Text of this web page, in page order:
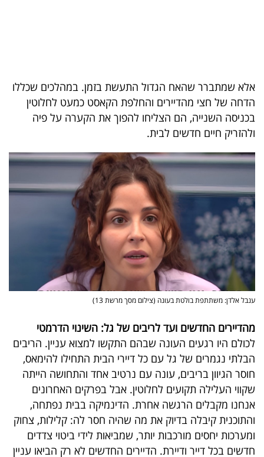
המילון
הכלכלי
פודקאסט
40
UNDER
40
שיתופי
פעולה
דרושים
ניוזלטרים
מייל
אדום
אלא שמתברר שהאח הגדול התעשת בזמן. במהלכים שכללו
הדחה של חצי מהדיירים והחלפת הקאסט כמעט לחלוטין
בכניסה השנייה, הם הצליחו להפוך את הקערה על פיה
ולהזריק חיים חדשים לבית.
ענבל אלדן: משתתפת בולטת בעונה (צילום מסך מרשת 13)
מהדיירים החדשים ועד לריבים של גל: השינוי הדרמטי
לכולם היו רגעים העונה שבהם התקשו למצוא עניין. הריבים
הבלתי נגמרים של גל עם כל דיירי הבית התחילו להימאס,
חוסר הגיוון בריבים, עונה עם נרטיב אחד והתחושה הייתה
שקווי העלילה תקועים לחלוטין. אבל בפרקים האחרונים
אנחנו מקבלים הרגשה אחרת. הדינמיקה בבית נפתחה,
והתוכנית קיבלה בדיוק את מה שהיה חסר לה: קלילות, צחוק
ומערכות יחסים מורכבות יותר, שמביאות לידי ביטוי צדדים
חדשים בכל דייר ודיירת. הדיירים החדשים לא רק הביאו עניין